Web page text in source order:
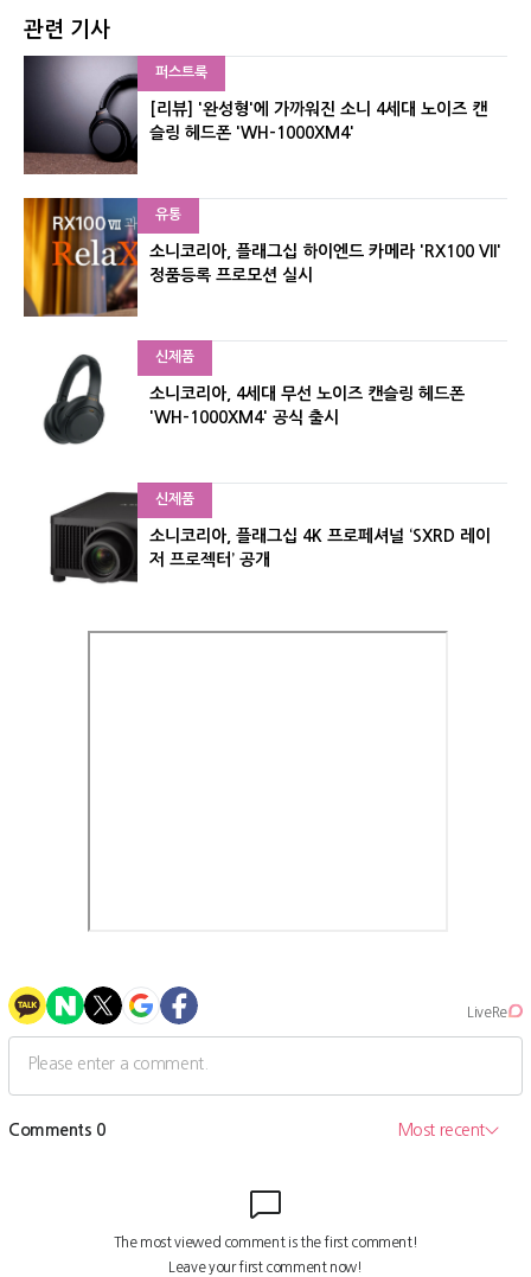
관련 기사
퍼스트룩
[리뷰] '완성형'에 가까워진 소니 4세대 노이즈 캔
슬링 헤드폰 'WH-1000XM4'
유통
소니코리아, 플래그십 하이엔드 카메라 'RX100 VII'
정품등록 프로모션 실시
신제품
소니코리아, 4세대 무선 노이즈 캔슬링 헤드폰
'WH-1000XM4' 공식 출시
신제품
소니코리아, 플래그십 4K 프로페셔널 ‘SXRD 레이
저 프로젝터’ 공개